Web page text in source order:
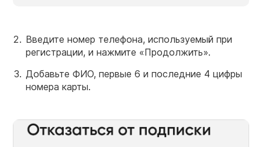
Введите номер телефона, используемый при
регистрации, и нажмите «Продолжить».
Добавьте ФИО, первые 6 и последние 4 цифры
номера карты.